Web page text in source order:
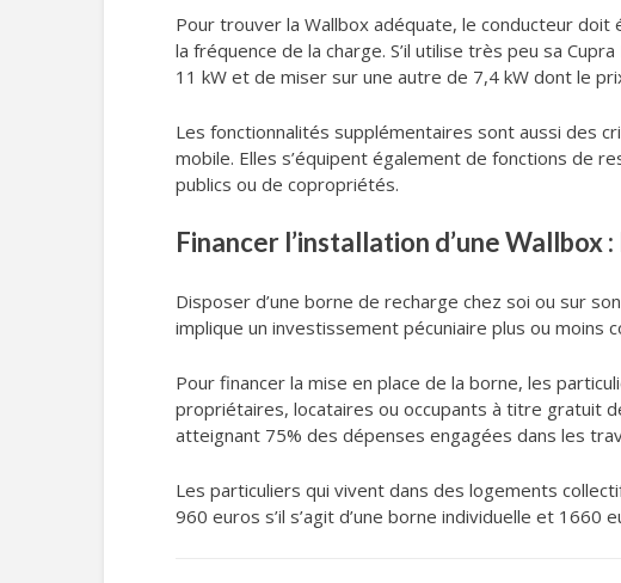
Pour trouver la Wallbox adéquate, le conducteur
la fréquence de la charge. S’il utilise très peu sa
11 kW et de miser sur une autre de 7,4 kW dont le
Les fonctionnalités supplémentaires sont aussi des
mobile. Elles s’équipent également de fonctions de
publics ou de copropriétés.
Financer l’installation d’une Wallbox
Disposer d’une borne de recharge chez soi ou sur
implique un investissement pécuniaire plus ou moins
Pour financer la mise en place de la borne, les
propriétaires, locataires ou occupants à titre gratuit
atteignant 75% des dépenses engagées dans les
Les particuliers qui vivent dans des logements
960 euros s’il s’agit d’une borne individuelle et